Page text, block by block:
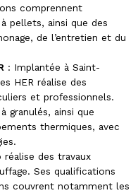
comprennent
pellets, ainsi que des
de l’entretien et du
: Implantée à Saint-
HER réalise des
et professionnels.
granulés, ainsi que
thermiques, avec
réalise des travaux
Ses qualifications
couvrent notamment les